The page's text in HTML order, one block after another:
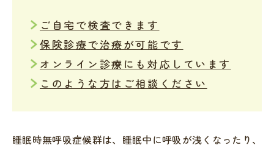
ご自宅で検査できます
保険診療で治療が可能です
オンライン診療にも対応しています
このような方はご相談ください
睡眠時無呼吸症候群は、睡眠中に呼吸が浅くなったり、